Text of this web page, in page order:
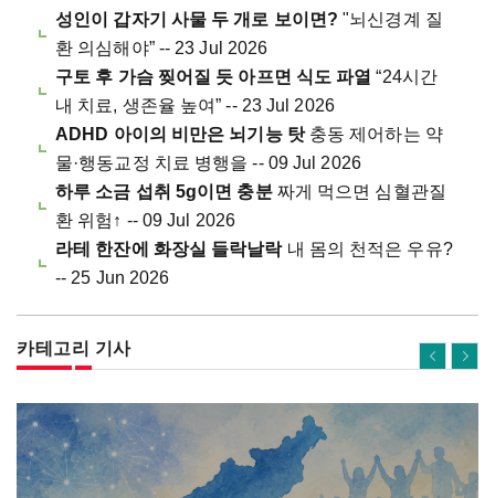
성인이 갑자기 사물 두 개로 보이면?"뇌신경계 질
환 의심해야” -- 23 Jul 2026
구토 후 가슴 찢어질 듯 아프면 식도 파열 “24시간
내 치료, 생존율 높여” -- 23 Jul 2026
ADHD 아이의 비만은 뇌기능 탓충동 제어하는 약
물·행동교정 치료 병행을 -- 09 Jul 2026
하루 소금 섭취 5g이면 충분짜게 먹으면 심혈관질
환 위험↑ -- 09 Jul 2026
라테 한잔에 화장실 들락날락내 몸의 천적은 우유?
-- 25 Jun 2026
카테고리 기사